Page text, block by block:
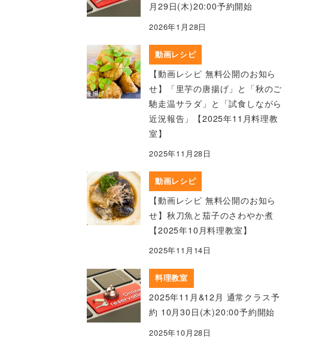
月29日(木)20:00予約開始
2026年1月28日
動画レシピ
【動画レシピ 無料公開のお知ら
せ】「里芋の唐揚げ」と「秋のご
馳走温サラダ」と「試食しながら
近況報告」【2025年11月料理教
室】
2025年11月28日
動画レシピ
【動画レシピ 無料公開のお知ら
せ】秋刀魚と茄子のさわやか煮
【2025年10月料理教室】
2025年11月14日
料理教室
2025年11月&12月 通常クラス予
約 10月30日(木)20:00予約開始
2025年10月28日